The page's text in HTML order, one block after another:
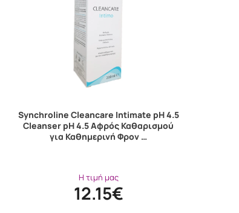
Synchroline Cleancare Intimate pH 4.5
Cleanser pH 4.5 Αφρός Καθαρισμού
για Καθημερινή Φρον …
Η τιμή μας
12.15€